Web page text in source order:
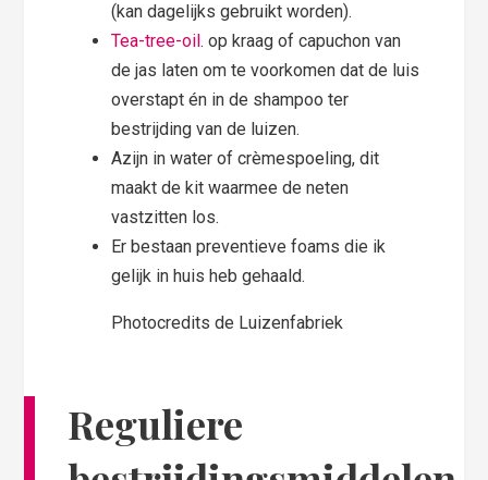
(kan dagelijks gebruikt worden).
Tea-tree-oil. op kraag of capuchon van
de jas laten om te voorkomen dat de luis
overstapt én in de shampoo ter
bestrijding van de luizen.
Azijn in water of crèmespoeling, dit
maakt de kit waarmee de neten
vastzitten los.
Er bestaan preventieve foams die ik
gelijk in huis heb gehaald.
Photocredits de Luizenfabriek
Reguliere